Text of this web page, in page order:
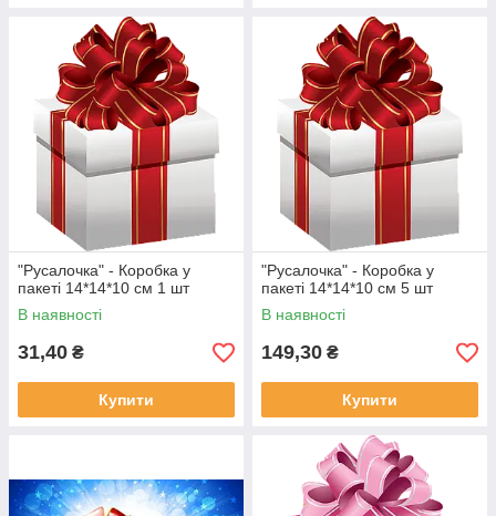
"Русалочка" - Коробка у
пакеті 14*14*10 см 1 шт
В наявності
31,40 ₴
Купити
"Русалочка" - Коробка у
пакеті 14*14*10 см 5 шт
В наявності
149,30 ₴
Купити